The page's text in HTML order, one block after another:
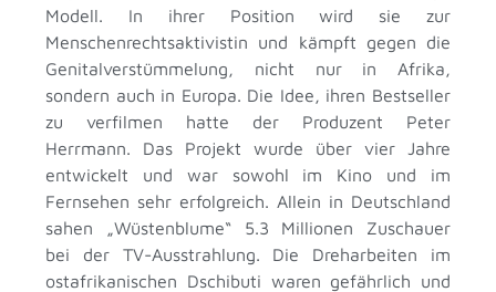
Modell. In ihrer Position wird sie zur
Menschenrechtsaktivistin und kämpft gegen die
Genitalverstümmelung, nicht nur in Afrika,
sondern auch in Europa. Die Idee, ihren Bestseller
zu verfilmen hatte der Produzent Peter
Herrmann. Das Projekt wurde über vier Jahre
entwickelt und war sowohl im Kino und im
Fernsehen sehr erfolgreich. Allein in Deutschland
sahen „Wüstenblume“ 5.3 Millionen Zuschauer
bei der TV-Ausstrahlung. Die Dreharbeiten im
ostafrikanischen Dschibuti waren gefährlich und